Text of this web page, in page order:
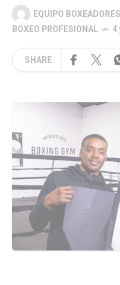
EQUIPO BOXEADORES
BOXEO PROFESIONAL
4
SHARE